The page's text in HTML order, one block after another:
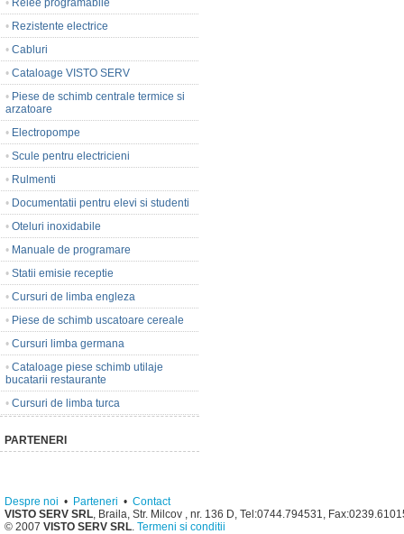
• Relee programabile
• Rezistente electrice
• Cabluri
• Cataloage VISTO SERV
• Piese de schimb centrale termice si
arzatoare
• Electropompe
• Scule pentru electricieni
• Rulmenti
• Documentatii pentru elevi si studenti
• Oteluri inoxidabile
• Manuale de programare
• Statii emisie receptie
• Cursuri de limba engleza
• Piese de schimb uscatoare cereale
• Cursuri limba germana
• Cataloage piese schimb utilaje
bucatarii restaurante
• Cursuri de limba turca
PARTENERI
Despre noi • Parteneri • Contact
VISTO SERV SRL, Braila, Str. Milcov , nr. 136 D, Tel:0744.794531,
© 2007 VISTO SERV SRL. Termeni si conditii